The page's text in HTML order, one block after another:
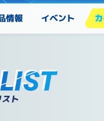
情報 イベント